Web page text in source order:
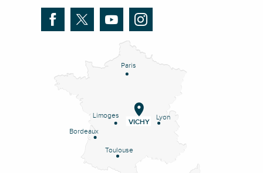
Paris
Lyon
Limoges
Bordeaux
Toulouse
VICHY